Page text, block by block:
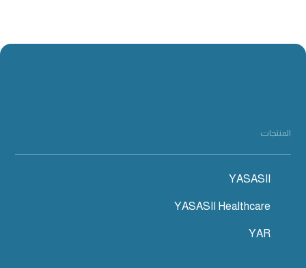
المنتجات
YASASII
YASASII Healthcare
YAR